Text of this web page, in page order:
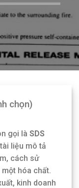
chọn)
gọi là SDS
liệu mô tả
cách sử
hóa chất.
kinh doanh